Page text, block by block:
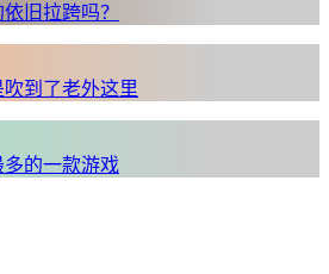
旧拉跨吗？
到了老外这里
的一款游戏